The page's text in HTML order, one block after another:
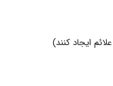
ایجاد کنند)